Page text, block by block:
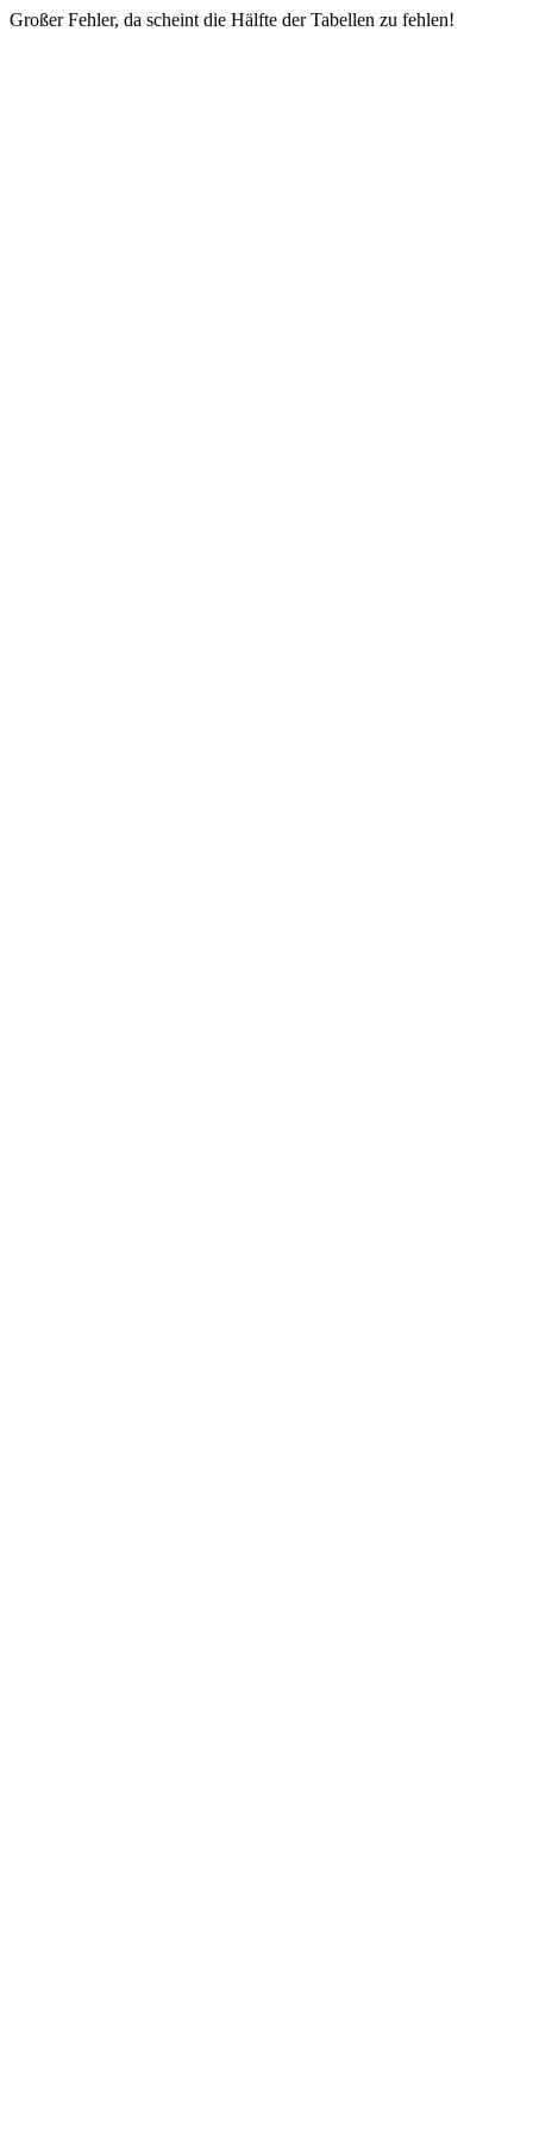
Großer Fehler, da scheint die Hälfte der Tabellen zu fehlen!